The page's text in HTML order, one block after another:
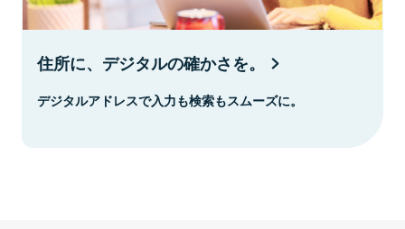
住所に、デジタルの確かさを。
デジタルアドレスで入力も検索もスムーズに。